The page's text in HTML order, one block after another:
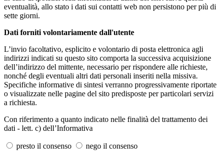
eventualità, allo stato i dati sui contatti web non persistono per più di
sette giorni.
Dati forniti volontariamente dall'utente
L’invio facoltativo, esplicito e volontario di posta elettronica agli
indirizzi indicati su questo sito comporta la successiva acquisizione
dell’indirizzo del mittente, necessario per rispondere alle richieste,
nonché degli eventuali altri dati personali inseriti nella missiva.
Specifiche informative di sintesi verranno progressivamente riportate
o visualizzate nelle pagine del sito predisposte per particolari servizi
a richiesta.
Con riferimento a quanto indicato nelle finalità del trattamento dei
dati - lett. c) dell’Informativa
presto il consenso
nego il consenso